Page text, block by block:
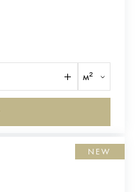
м²
NEW